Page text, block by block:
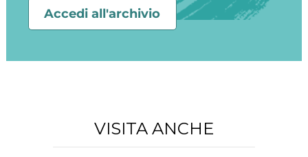
Accedi all'archivio
VISITA ANCHE